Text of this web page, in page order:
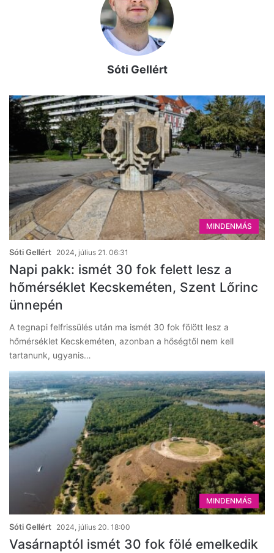
Sóti Gellért
MINDENMÁS
Sóti Gellért 2024, július 21. 06:31
Napi pakk: ismét 30 fok felett lesz a
hőmérséklet Kecskeméten, Szent Lőrinc
ünnepén
A tegnapi felfrissülés után ma ismét 30 fok fölött lesz a
hőmérséklet Kecskeméten, azonban a hőségtől nem kell
tartanunk, ugyanis…
MINDENMÁS
Sóti Gellért 2024, július 20. 18:00
Vasárnaptól ismét 30 fok fölé emelkedik